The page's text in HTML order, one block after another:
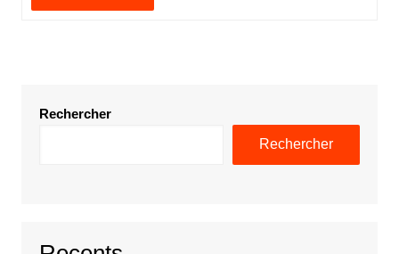
Rechercher
Rechercher